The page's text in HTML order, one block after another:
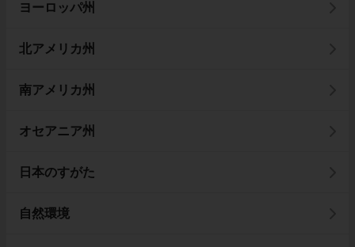
ヨーロッパ州
北アメリカ州
南アメリカ州
オセアニア州
日本のすがた
自然環境